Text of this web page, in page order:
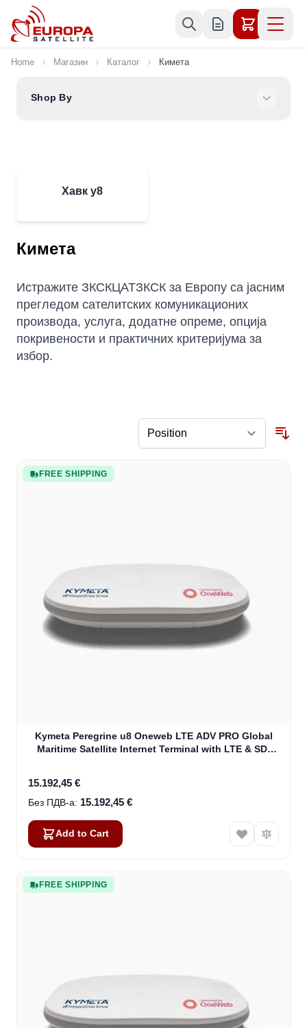
Skip to Content
Home Магазин Каталог Кимета
Shop By
Хавк у8
Кимета
Истражите ЗКСКЦАТЗКСК за Европу са јасним
прегледом сателитских комуникационих
производа, услуга, додатне опреме, опција
покривености и практичних критеријума за
избор.
FREE SHIPPING
Kymeta Peregrine u8 Oneweb LTE ADV PRO Global
Maritime Satellite Internet Terminal with LTE & SD-
15.192,45 €
15.192,45 €
Add to Cart
FREE SHIPPING